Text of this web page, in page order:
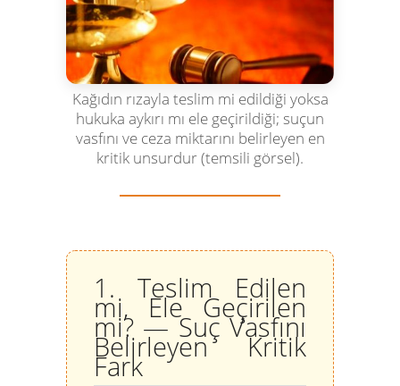
Kağıdın rızayla teslim mi edildiği yoksa
hukuka aykırı mı ele geçirildiği; suçun
vasfını ve ceza miktarını belirleyen en
kritik unsurdur (temsili görsel).
1. Teslim Edilen
mi, Ele Geçirilen
mi? — Suç Vasfını
Belirleyen Kritik
Fark